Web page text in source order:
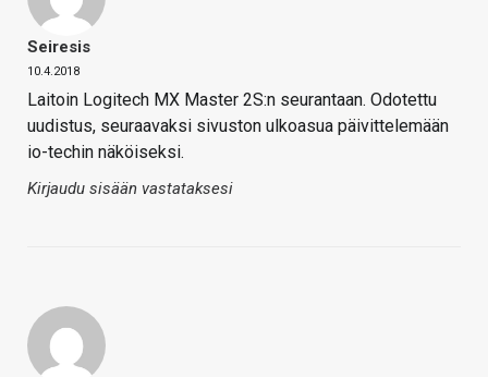
Seiresis
10.4.2018
Laitoin Logitech MX Master 2S:n seurantaan. Odotettu
uudistus, seuraavaksi sivuston ulkoasua päivittelemään
io-techin näköiseksi.
Kirjaudu sisään vastataksesi